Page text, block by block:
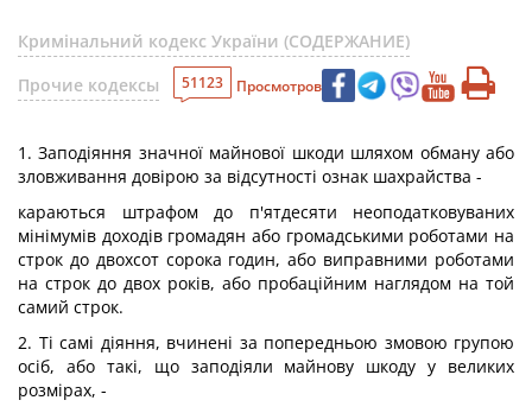
Кримінальний кодекс України (СОДЕРЖАНИЕ)
Прочие кодексы
51123 Просмотров
1. Заподіяння значної майнової шкоди шляхом обману або
зловживання довірою за відсутності ознак шахрайства -
караються штрафом до п'ятдесяти неоподатковуваних
мінімумів доходів громадян або громадськими роботами на
строк до двохсот сорока годин, або виправними роботами
на строк до двох років, або пробаційним наглядом на той
самий строк.
2. Ті самі діяння, вчинені за попередньою змовою групою
осіб, або такі, що заподіяли майнову шкоду у великих
розмірах, -